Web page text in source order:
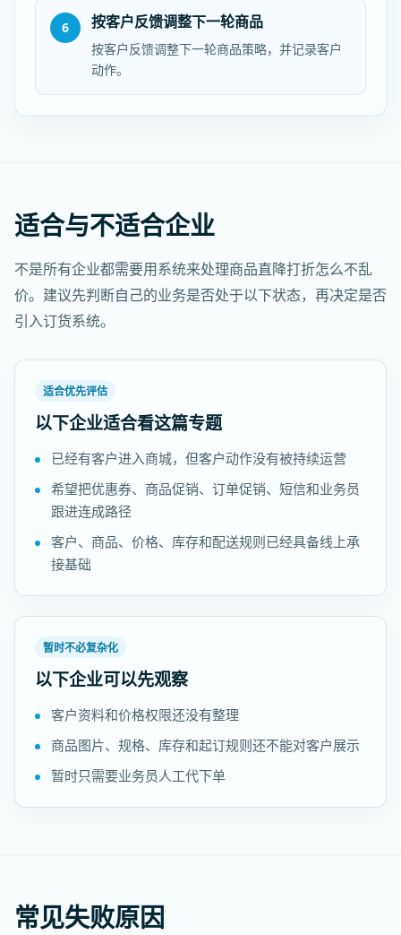
6 按客户反馈调整下一轮商品
按客户反馈调整下一轮商品策略，并记录客户
动作。
适合与不适合企业
不是所有企业都需要用系统来处理商品直降打折怎么不乱
价。建议先判断自己的业务是否处于以下状态，再决定是否
引入订货系统。
适合优先评估
以下企业适合看这篇专题
已经有客户进入商城，但客户动作没有被持续运营
希望把优惠券、商品促销、订单促销、短信和业务员
跟进连成路径
客户、商品、价格、库存和配送规则已经具备线上承
接基础
暂时不必复杂化
以下企业可以先观察
客户资料和价格权限还没有整理
商品图片、规格、库存和起订规则还不能对客户展示
暂时只需要业务员人工代下单
常见失败原因